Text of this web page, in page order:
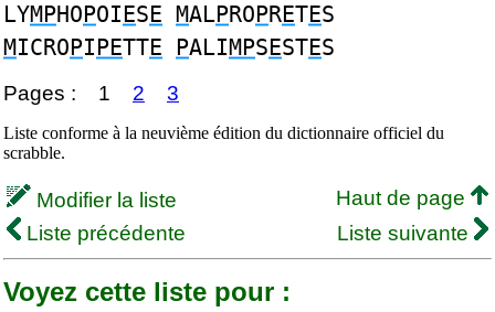
LYMPHOPOIESE MALPROPRETES
MICROPIPETTE PALIMPSESTES
Pages : 1 2 3
Liste conforme à la neuvième édition du dictionnaire officiel du
scrabble.
Modifier la liste
Haut de page
Liste précédente
Liste suivante
Voyez cette liste pour :